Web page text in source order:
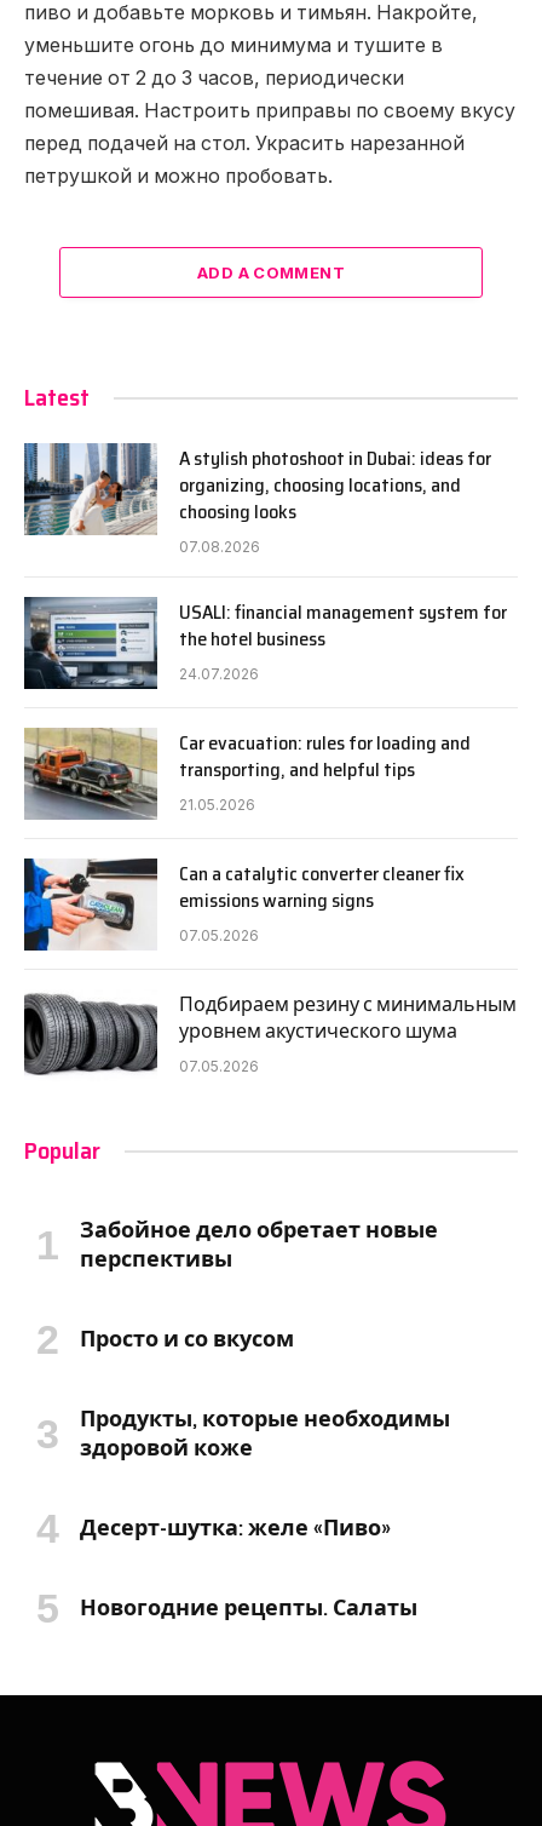
пиво и добавьте морковь и тимьян. Накройте,
уменьшите огонь до минимума и тушите в
течение от 2 до 3 часов, периодически
помешивая. Настроить приправы по своему вкусу
перед подачей на стол. Украсить нарезанной
петрушкой и можно пробовать.
ADD A COMMENT
Latest
A stylish photoshoot in Dubai: ideas for
organizing, choosing locations, and
choosing looks
07.08.2026
USALI: financial management system for
the hotel business
24.07.2026
Car evacuation: rules for loading and
transporting, and helpful tips
21.05.2026
Can a catalytic converter cleaner fix
emissions warning signs
07.05.2026
Подбираем резину с минимальным
уровнем акустического шума
07.05.2026
Popular
Забойное дело обретает новые
перспективы
Просто и со вкусом
Продукты, которые необходимы
здоровой коже
Десерт-шутка: желе «Пиво»
Новогодние рецепты. Салаты